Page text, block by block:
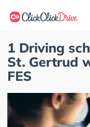
1 Driving
St. Gertrud
FES